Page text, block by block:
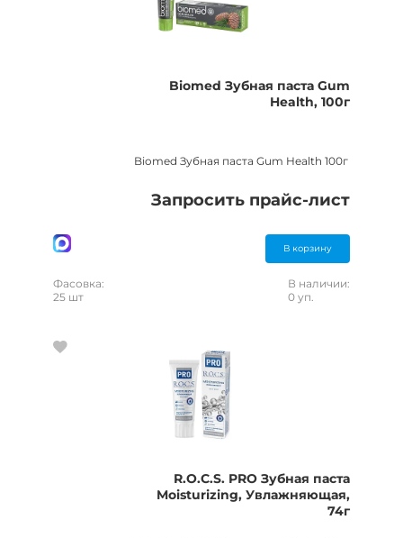
Biomed Зубная паста Gum
Health, 100г
Biomed Зубная паста Gum Health 100г
Запросить прайс-лист
В корзину
Фасовка:
25 шт
В наличии:
0 уп.
R.O.C.S. PRO Зубная паста
Moisturizing, Увлажняющая,
74г